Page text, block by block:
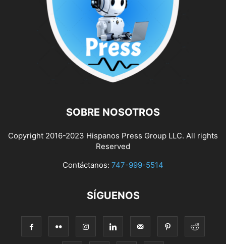
SOBRE NOSOTROS
Copyright 2016-2023 Hispanos Press Group LLC. All rights
Reserved
Contáctanos: 747-999-5514
SÍGUENOS